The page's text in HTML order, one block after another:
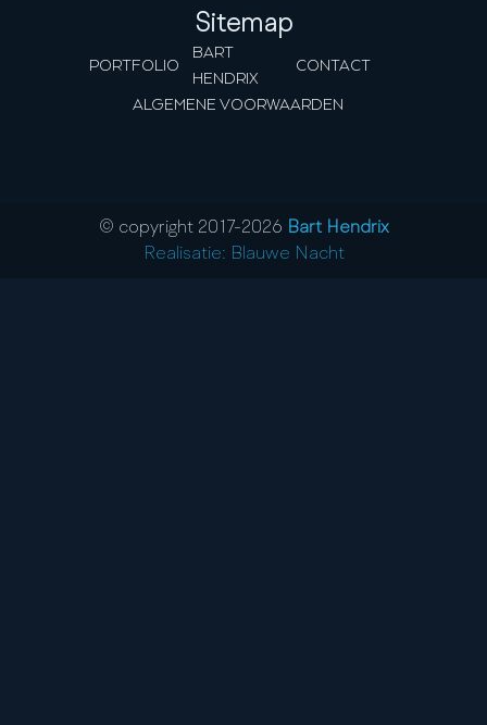
Sitemap
PORTFOLIO
BART
HENDRIX
CONTACT
ALGEMENE VOORWAARDEN
© copyright 2017-2026 Bart Hendrix
Realisatie: Blauwe Nacht